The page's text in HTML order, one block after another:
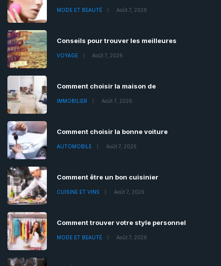
MODE ET BEAUTÉ Août 7, 2026
Conseils pour trouver les meilleures
VOYAGE Août 7, 2026
Comment choisir la maison de
IMMOBILIER Août 7, 2026
Comment choisir la bonne voiture
AUTOMOBILE Août 7, 2026
Comment être un bon cuisinier
CUISINE ET VINS Août 7, 2026
Comment trouver votre style personnel
MODE ET BEAUTÉ Août 7, 2026